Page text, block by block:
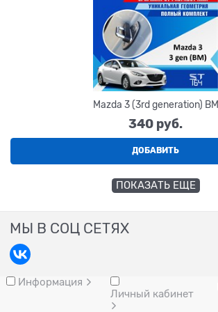
Mazda 3 (3rd generation) BM
340 руб.
ДОБАВИТЬ
ПОКАЗАТЬ ЕЩЕ
МЫ В СОЦ СЕТЯХ
Информация
Личный кабинет